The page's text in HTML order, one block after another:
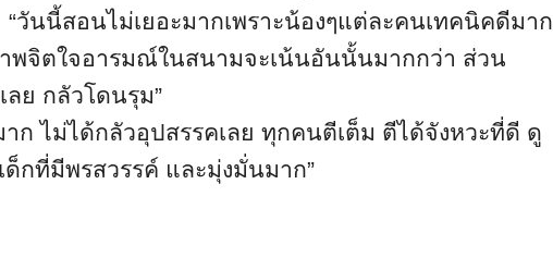
“วันนี้สอนไม่เยอะมากเพราะน้องๆแต่ละคนเทคนิคดีมาก
จิตใจอารมณ์ในสนามจะเน้นอันนั้นมากกว่า ส่วน
ย กลัวโดนรุม”
าก ไม่ได้กลัวอุปสรรคเลย ทุกคนตีเต็ม ตีได้จังหวะที่ดี ดู
กที่มีพรสวรรค์ และมุ่งมั่นมาก”